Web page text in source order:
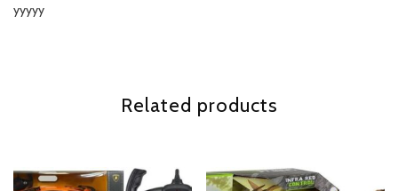
yyyyy
Related products